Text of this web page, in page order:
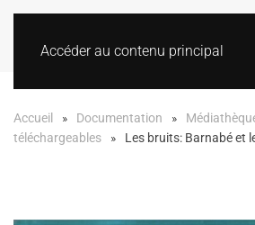
Accéder au contenu principal
Accueil Documentation
téléchargeables
Les bruits: Barnabé et